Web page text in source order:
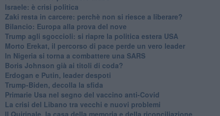
Israele: è crisi politica
Zaki resta in carcere: perchè non si riesce a liberare?
Bilancio: Europa alla prova del nove
Trump agli sgoccioli: si riapre la politica estera USA
Morto Erekat, il percorso di pace perde un vero leader
In Nigeria si torna a combattere una SARS
Boris Johnson già ai titoli di coda?
Erdogan e Putin, leader despoti
Trump-Biden, decolla la sfida
Primarie Usa nel segno del vaccino anti-Covid
La crisi del Libano tra vecchi e nuovi problemi
Il Quirinale, la casa della memoria e della riconciliazione